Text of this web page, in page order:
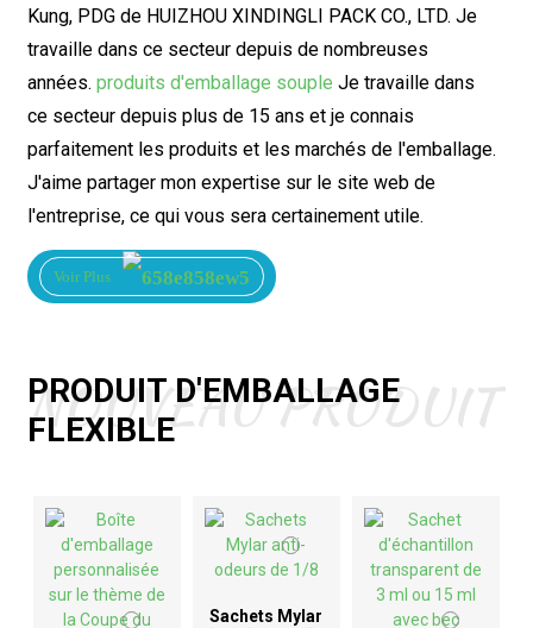
Kung, PDG de HUIZHOU XINDINGLI PACK CO., LTD. Je
travaille dans ce secteur depuis de nombreuses
années. produits d'emballage souple Je travaille dans
ce secteur depuis plus de 15 ans et je connais
parfaitement les produits et les marchés de l'emballage.
J'aime partager mon expertise sur le site web de
l'entreprise, ce qui vous sera certainement utile.
Voir Plus
PRODUIT D'EMBALLAGE
FLEXIBLE
NOUVEAU PRODUIT
Sachets Mylar